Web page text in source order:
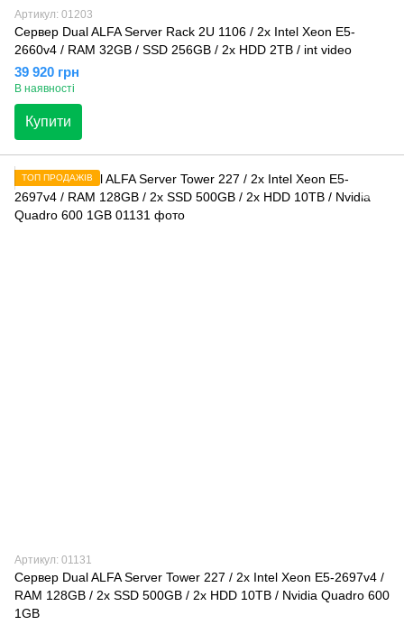
Артикул: 01203
Сервер Dual ALFA Server Rack 2U 1106 / 2х Intel Xeon E5-
2660v4 / RAM 32GB / SSD 256GB / 2x HDD 2TB / int video
39 920 грн
В наявності
Купити
ТОП ПРОДАЖІВ
Артикул: 01131
Сервер Dual ALFA Server Tower 227 / 2х Intel Xeon E5-2697v4 /
RAM 128GB / 2x SSD 500GB / 2x HDD 10TB / Nvidia Quadro 600
1GB